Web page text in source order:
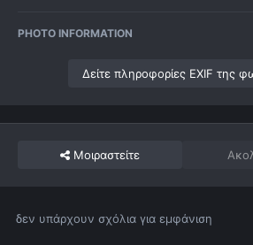
PHOTO INFORMATION
Δείτε πληροφορίες EXIF της
Μοιραστείτε
δεν υπάρχουν σχόλια για εμφάνιση